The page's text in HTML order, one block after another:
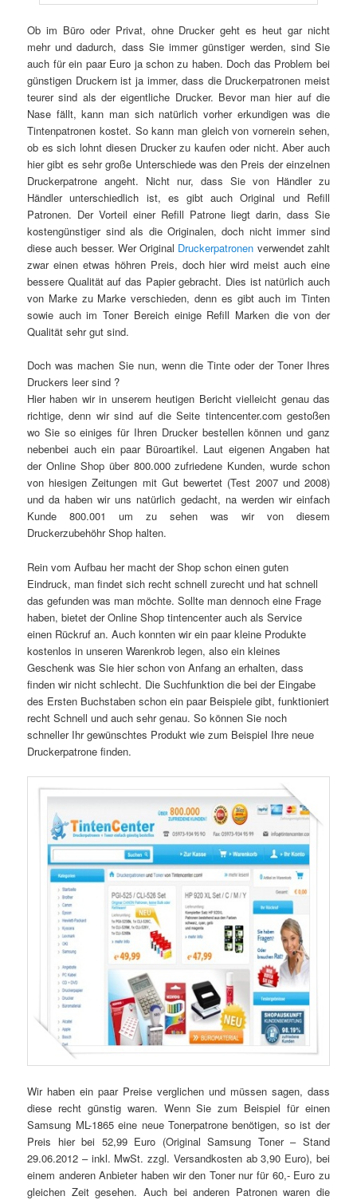
Ob im Büro oder Privat, ohne Drucker geht es heut gar nicht
mehr und dadurch, dass Sie immer günstiger werden, sind Sie
auch für ein paar Euro ja schon zu haben. Doch das Problem bei
günstigen Druckern ist ja immer, dass die Druckerpatronen meist
teurer sind als der eigentliche Drucker. Bevor man hier auf die
Nase fällt, kann man sich natürlich vorher erkundigen was die
Tintenpatronen kostet. So kann man gleich von vornerein sehen,
ob es sich lohnt diesen Drucker zu kaufen oder nicht. Aber auch
hier gibt es sehr große Unterschiede was den Preis der einzelnen
Druckerpatrone angeht. Nicht nur, dass Sie von Händler zu
Händler unterschiedlich ist, es gibt auch Original und Refill
Patronen. Der Vorteil einer Refill Patrone liegt darin, dass Sie
kostengünstiger sind als die Originalen, doch nicht immer sind
diese auch besser. Wer Original Druckerpatronen verwendet zahlt
zwar einen etwas höhren Preis, doch hier wird meist auch eine
bessere Qualität auf das Papier gebracht. Dies ist natürlich auch
von Marke zu Marke verschieden, denn es gibt auch im Tinten
sowie auch im Toner Bereich einige Refill Marken die von der
Qualität sehr gut sind.
Doch was machen Sie nun, wenn die Tinte oder der Toner Ihres
Druckers leer sind ?
Hier haben wir in unserem heutigen Bericht vielleicht genau das
richtige, denn wir sind auf die Seite tintencenter.com gestoßen
wo Sie so einiges für Ihren Drucker bestellen können und ganz
nebenbei auch ein paar Büroartikel. Laut eigenen Angaben hat
der Online Shop über 800.000 zufriedene Kunden, wurde schon
von hiesigen Zeitungen mit Gut bewertet (Test 2007 und 2008)
und da haben wir uns natürlich gedacht, na werden wir einfach
Kunde 800.001 um zu sehen was wir von diesem
Druckerzubehöhr Shop halten.
Rein vom Aufbau her macht der Shop schon einen guten
Eindruck, man findet sich recht schnell zurecht und hat schnell
das gefunden was man möchte. Sollte man dennoch eine Frage
haben, bietet der Online Shop tintencenter auch als Service
einen Rückruf an. Auch konnten wir ein paar kleine Produkte
kostenlos in unseren Warenkrob legen, also ein kleines
Geschenk was Sie hier schon von Anfang an erhalten, dass
finden wir nicht schlecht. Die Suchfunktion die bei der Eingabe
des Ersten Buchstaben schon ein paar Beispiele gibt, funktioniert
recht Schnell und auch sehr genau. So können Sie noch
schneller Ihr gewünschtes Produkt wie zum Beispiel Ihre neue
Druckerpatrone finden.
Wir haben ein paar Preise verglichen und müssen sagen, dass
diese recht günstig waren. Wenn Sie zum Beispiel für einen
Samsung ML-1865 eine neue Tonerpatrone benötigen, so ist der
Preis hier bei 52,99 Euro (Original Samsung Toner – Stand
29.06.2012 – inkl. MwSt. zzgl. Versandkosten ab 3,90 Euro), bei
einem anderen Anbieter haben wir den Toner nur für 60,- Euro zu
gleichen Zeit gesehen. Auch bei anderen Patronen waren die